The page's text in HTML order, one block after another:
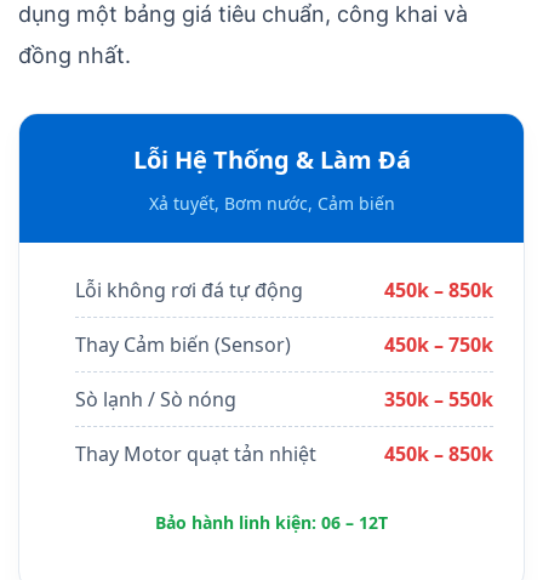
dụng một bảng giá tiêu chuẩn, công khai và
đồng nhất.
Lỗi Hệ Thống & Làm Đá
Xả tuyết, Bơm nước, Cảm biến
Lỗi không rơi đá tự động 450k – 850k
Thay Cảm biến (Sensor) 450k – 750k
Sò lạnh / Sò nóng 350k – 550k
Thay Motor quạt tản nhiệt 450k – 850k
Bảo hành linh kiện: 06 – 12T